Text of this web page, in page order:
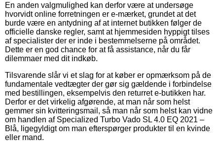
En anden valgmulighed kan derfor være at undersøge
hvorvidt online forretningen er e-mærket, grundet at det
burde være en antydning af at internet butikken følger de
officielle danske regler, samt at hjemmesiden hyppigt tilses
af specialister der er inde i bestemmelserne på området.
Dette er en god chance for at få assistance, når du får
dilemmaer med dit indkøb.
Tilsvarende slår vi et slag for at køber er opmærksom på de
fundamentale vedtægter der gør sig gældende i forbindelse
med bestillingen, eksempelvis den returret e-butikken har.
Derfor er det virkelig afgørende, at man når som helst
gemmer sin kvitteringsmail, så man når som helst kan vidne
om handlen af Specialized Turbo Vado SL 4.0 EQ 2021 –
Blå, ligegyldigt om man efterspørger produkter til en kvinde
eller mand.